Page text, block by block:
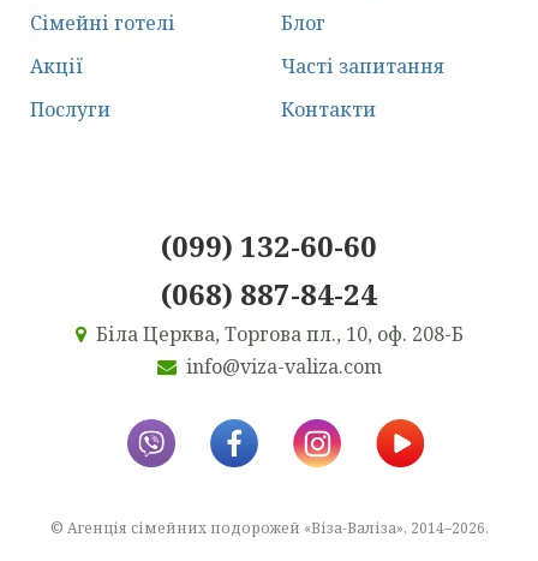
Сімейні готелі
Акції
Послуги
Блог
Часті запитання
Контакти
(099) 132-60-60
(068) 887-84-24
Біла Церква, Торгова пл., 10, оф. 208-Б
info@viza-valiza.com
© Агенція сімейних подорожей «Віза-Валіза», 2014–2026.